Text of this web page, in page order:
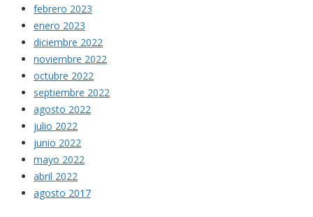
febrero 2023
enero 2023
diciembre 2022
noviembre 2022
octubre 2022
septiembre 2022
agosto 2022
julio 2022
junio 2022
mayo 2022
abril 2022
agosto 2017